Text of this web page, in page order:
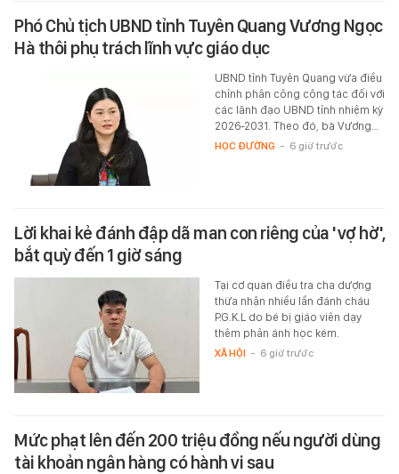
Phó Chủ tịch UBND tỉnh Tuyên Quang Vương Ngọc
Hà thôi phụ trách lĩnh vực giáo dục
UBND tỉnh Tuyên Quang vừa điều
chỉnh phân công công tác đối với
các lãnh đạo UBND tỉnh nhiệm kỳ
2026-2031. Theo đó, bà Vương…
HỌC ĐƯỜNG - 6 giờ trước
Lời khai kẻ đánh đập dã man con riêng của 'vợ hờ',
bắt quỳ đến 1 giờ sáng
Tại cơ quan điều tra cha dượng
thừa nhận nhiều lần đánh cháu
P.G.K.L do bé bị giáo viên dạy
thêm phản ánh học kém.
XÃ HỘI - 6 giờ trước
Mức phạt lên đến 200 triệu đồng nếu người dùng
tài khoản ngân hàng có hành vi sau